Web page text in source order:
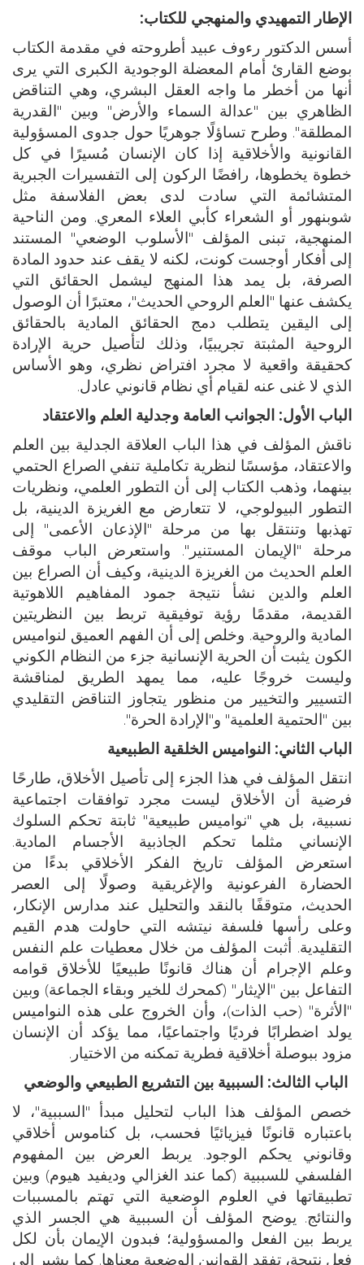
الإطار التمهيدي والمنهجي للكتاب:
أسس الدكتور رءوف عبيد أطروحته في مقدمة الكتاب
بوضع القارئ أمام المعضلة الوجودية الكبرى التي يرى
أنها من أخطر ما واجه العقل البشري، وهي التناقض
الظاهري بين "عدالة السماء والأرض" وبين "القدرية
المطلقة". وطرح تساؤلًا جوهريًا حول جدوى المسؤولية
القانونية والأخلاقية إذا كان الإنسان مُسيرًا في كل
خطوة يخطوها، رافضًا الركون إلى التفسيرات الجبرية
المتشائمة التي سادت لدى بعض الفلاسفة مثل
شوبنهور أو الشعراء كأبي العلاء المعري. ومن الناحية
المنهجية، تبنى المؤلف "الأسلوب الوضعي" المستند
إلى أفكار أوجست كونت، لكنه لا يقف عند حدود المادة
الصرفة، بل يمد هذا المنهج ليشمل الحقائق التي
يكشف عنها "العلم الروحي الحديث"، معتبرًا أن الوصول
إلى اليقين يتطلب دمج الحقائق المادية بالحقائق
الروحية المثبتة تجريبيًا، وذلك لتأصيل حرية الإرادة
كحقيقة واقعية لا مجرد افتراض نظري، وهو الأساس
الذي لا غنى عنه لقيام أي نظام قانوني عادل.
الباب الأول: الجوانب العامة وجدلية العلم والاعتقاد
ناقش المؤلف في هذا الباب العلاقة الجدلية بين العلم
والاعتقاد، مؤسسًا لنظرية تكاملية تنفي الصراع الحتمي
بينهما، وذهب الكتاب إلى أن التطور العلمي، ونظريات
التطور البيولوجي، لا تتعارض مع الغريزة الدينية، بل
تهذبها وتنتقل بها من مرحلة "الإذعان الأعمى" إلى
مرحلة "الإيمان المستنير". واستعرض الباب موقف
العلم الحديث من الغريزة الدينية، وكيف أن الصراع بين
العلم والدين نشأ نتيجة جمود المفاهيم اللاهوتية
القديمة، مقدمًا رؤية توفيقية تربط بين النظريتين
المادية والروحية. وخلص إلى أن الفهم العميق لنواميس
الكون يثبت أن الحرية الإنسانية جزء من النظام الكوني
وليست خروجًا عليه، مما يمهد الطريق لمناقشة
التسيير والتخيير من منظور يتجاوز التناقض التقليدي
بين "الحتمية العلمية" و"الإرادة الحرة".
الباب الثاني: النواميس الخلقية الطبيعية
انتقل المؤلف في هذا الجزء إلى تأصيل الأخلاق، طارحًا
فرضية أن الأخلاق ليست مجرد توافقات اجتماعية
نسبية، بل هي "نواميس طبيعية" ثابتة تحكم السلوك
الإنساني مثلما تحكم الجاذبية الأجسام المادية.
استعرض المؤلف تاريخ الفكر الأخلاقي بدءًا من
الحضارة الفرعونية والإغريقية وصولًا إلى العصر
الحديث، متوقفًا بالنقد والتحليل عند مدارس الإنكار،
وعلى رأسها فلسفة نيتشه التي حاولت هدم القيم
التقليدية. أثبت المؤلف من خلال معطيات علم النفس
وعلم الإجرام أن هناك قانونًا طبيعيًا للأخلاق قوامه
التفاعل بين "الإيثار" (كمحرك للخير وبقاء الجماعة) وبين
"الأثرة" (حب الذات)، وأن الخروج على هذه النواميس
يولد اضطرابًا فرديًا واجتماعيًا، مما يؤكد أن الإنسان
مزود ببوصلة أخلاقية فطرية تمكنه من الاختيار.
الباب الثالث: السببية بين التشريع الطبيعي والوضعي
خصص المؤلف هذا الباب لتحليل مبدأ "السببية"، لا
باعتباره قانونًا فيزيائيًا فحسب، بل كناموس أخلاقي
وقانوني يحكم الوجود. يربط العرض بين المفهوم
الفلسفي للسببية (كما عند الغزالي وديفيد هيوم) وبين
تطبيقاتها في العلوم الوضعية التي تهتم بالمسببات
والنتائج. يوضح المؤلف أن السببية هي الجسر الذي
يربط بين الفعل والمسؤولية؛ فبدون الإيمان بأن لكل
فعل نتيجة، تفقد القوانين الوضعية معناها. كما يشير إلى